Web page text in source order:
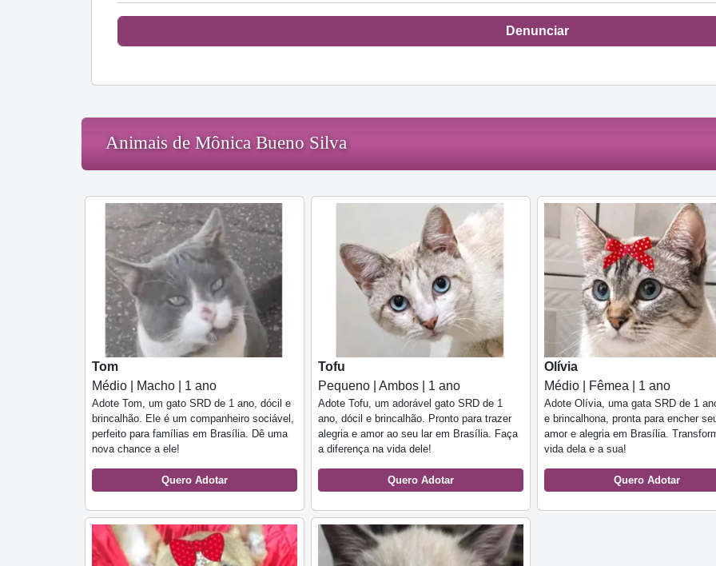
Denunciar
Animais de Mônica Bueno Silva
Tom
Médio | Macho | 1 ano
Adote Tom, um gato SRD de 1 ano, dócil e
brincalhão. Ele é um companheiro sociável,
perfeito para famílias em Brasília. Dê uma
nova chance a ele!
Quero Adotar
Tofu
Pequeno | Ambos | 1 ano
Adote Tofu, um adorável gato SRD de 1
ano, dócil e brincalhão. Pronto para trazer
alegria e amor ao seu lar em Brasília. Faça
a diferença na vida dele!
Quero Adotar
Olívia
Médio | Fêmea | 1 ano
Adote Olívia, uma gata SRD de 1
e brincalhona, pronta para encher
amor e alegria em Brasília.
vida dela e a sua!
Quero Adotar